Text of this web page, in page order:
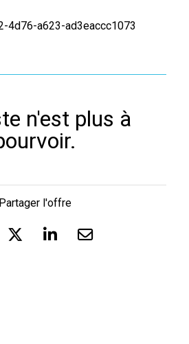
4d76-a623-ad3eaccc1073
n'est plus à
Partager l'offre